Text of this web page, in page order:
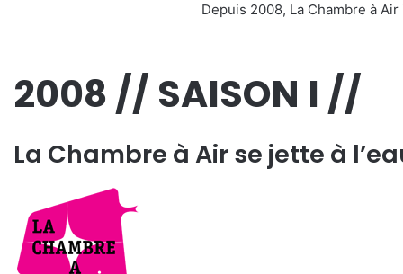
Depuis 2008, La Chambre à
2008 // SAISON I //
La Chambre à Air se jette à